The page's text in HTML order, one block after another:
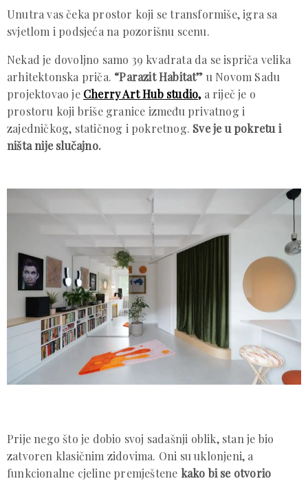
Unutra vas čeka prostor koji se transformiše, igra sa
svjetlom i podsjeća na pozorišnu scenu.
Nekad je dovoljno samo 39 kvadrata da se ispriča velika
arhitektonska priča. “Parazit Habitat” u Novom Sadu
projektovao je Cherry Art Hub studio, a riječ je o
prostoru koji briše granice između privatnog i
zajedničkog, statičnog i pokretnog. Sve je u pokretu i
ništa nije slučajno.
Prije nego što je dobio svoj sadašnji oblik, stan je bio
zatvoren klasičnim zidovima. Oni su uklonjeni, a
funkcionalne cjeline premještene kako bi se otvorio